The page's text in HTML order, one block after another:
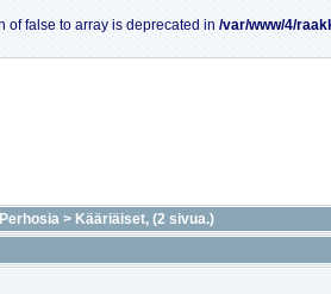
of false to array is deprecated in /var/www/4/
Perhosia > Kääriäiset, (2 sivua.)